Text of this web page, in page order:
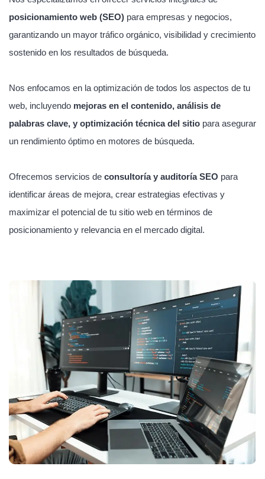
posicionamiento web (SEO) para empresas y negocios,
garantizando un mayor tráfico orgánico, visibilidad y crecimiento
sostenido en los resultados de búsqueda.
Nos enfocamos en la optimización de todos los aspectos de tu
web, incluyendo mejoras en el contenido, análisis de
palabras clave, y optimización técnica del sitio para asegurar
un rendimiento óptimo en motores de búsqueda.
Ofrecemos servicios de consultoría y auditoría SEO para
identificar áreas de mejora, crear estrategias efectivas y
maximizar el potencial de tu sitio web en términos de
posicionamiento y relevancia en el mercado digital.